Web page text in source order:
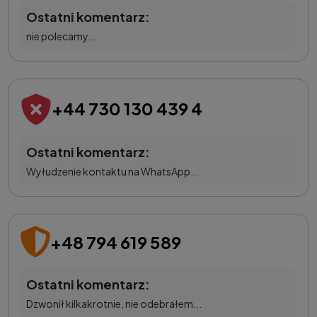
Ostatni komentarz:
nie polecamy...
+44 730 130 439 4
Ostatni komentarz:
Wyłudzenie kontaktu na WhatsApp...
+48 794 619 589
Ostatni komentarz:
Dzwonił kilkakrotnie, nie odebrałem...